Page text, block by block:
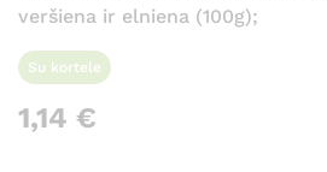
veršiena ir elniena (100g);
Su kortele
1,14 €